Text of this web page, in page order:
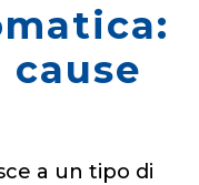
a un tipo di